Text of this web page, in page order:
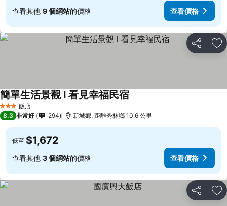
查看其他 9 個網站的價格 查看價格
分享 加
3 星級 飯店
簡單生活景觀 l 看見幸福民宿
8.3 非常好 294 新城鄉, 距離秀林鄉 10.6 公里
低至 $1,672
查看其他 3 個網站的價格 查看價格
分享 加